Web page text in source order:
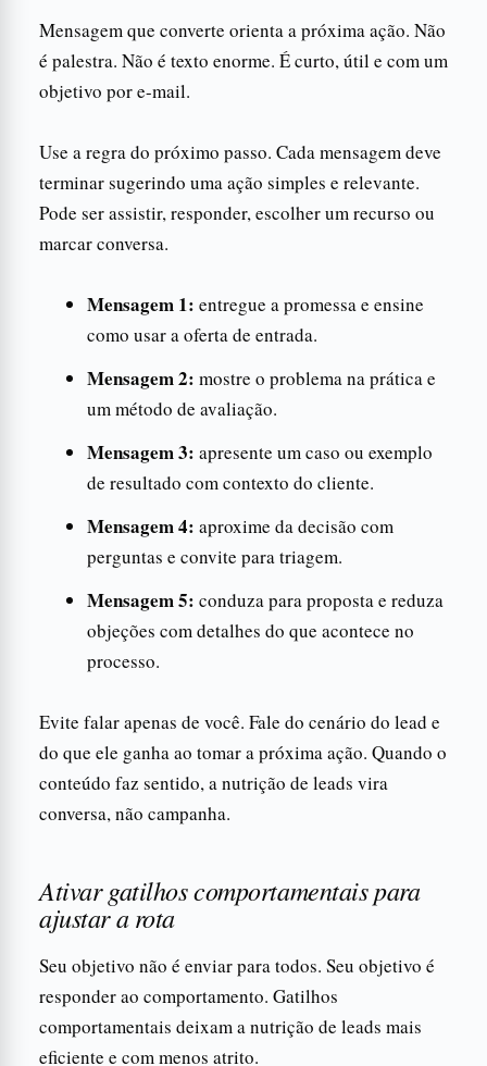
Mensagem que converte orienta a próxima ação. Não
é palestra. Não é texto enorme. É curto, útil e com um
objetivo por e-mail.
Use a regra do próximo passo. Cada mensagem deve
terminar sugerindo uma ação simples e relevante.
Pode ser assistir, responder, escolher um recurso ou
marcar conversa.
Mensagem 1: entregue a promessa e ensine
como usar a oferta de entrada.
Mensagem 2: mostre o problema na prática e
um método de avaliação.
Mensagem 3: apresente um caso ou exemplo
de resultado com contexto do cliente.
Mensagem 4: aproxime da decisão com
perguntas e convite para triagem.
Mensagem 5: conduza para proposta e reduza
objeções com detalhes do que acontece no
processo.
Evite falar apenas de você. Fale do cenário do lead e
do que ele ganha ao tomar a próxima ação. Quando o
conteúdo faz sentido, a nutrição de leads vira
conversa, não campanha.
Ativar gatilhos comportamentais para
ajustar a rota
Seu objetivo não é enviar para todos. Seu objetivo é
responder ao comportamento. Gatilhos
comportamentais deixam a nutrição de leads mais
eficiente e com menos atrito.